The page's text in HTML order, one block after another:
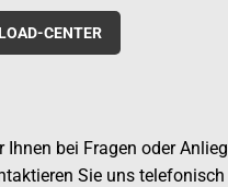
CENTER
Ihnen bei Fragen oder
Sie uns telefonisch